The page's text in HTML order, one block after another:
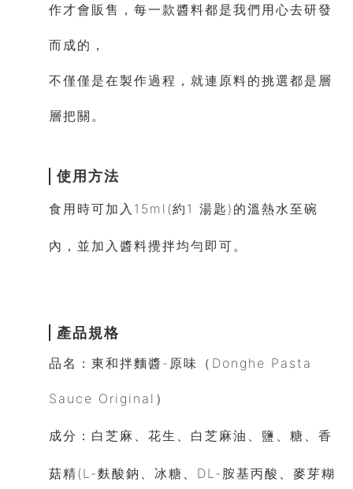
作才會販售，每一款醬料都是我們用心去研發
而成的，
不僅僅是在製作過程，就連原料的挑選都是層
層把關。
使用方法
食用時可加入15ml(約1 湯匙)的溫熱水至碗
內，並加入醬料攪拌均勻即可。
產品規格
品名：東和拌麵醬-原味（ Donghe Pasta
Sauce Original）
成分： 白芝麻、花生、白芝麻油、鹽、糖、香
菇精(L-麩酸鈉、冰糖、DL-胺基丙酸、麥芽糊